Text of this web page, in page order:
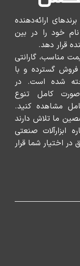
ارائه‌دهنده
نام خود را در بین
قرار دهد.
مناسب، گارانتی
فروش گسترده و با
شده است. در
کامل تنوع
مشاهده کنید.
ما تلاش دارند
ابزارآلات صنعتی
اختیار شما قرار